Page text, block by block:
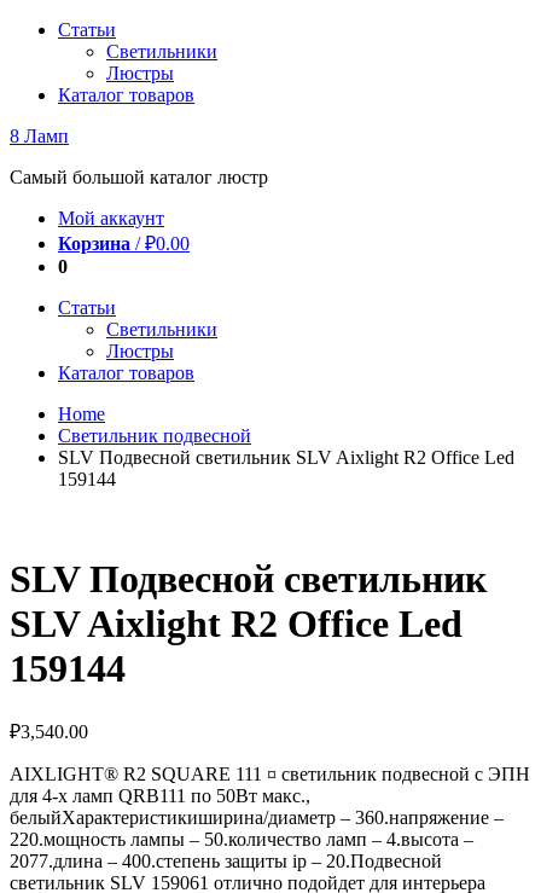
Перейти
содержимому
Статьи
Светильники
Люстры
Каталог товаров
8 Ламп
Самый большой каталог люстр
Мой аккаунт
Корзина /₽0.00
0
Статьи
Светильники
Люстры
Каталог товаров
Home
Светильник подвесной
SLV Подвесной светильник SLV Aixlight R2 Office Led
159144
SLV Подвесной светильник
SLV Aixlight R2 Office Led
159144
₽3,540.00
AIXLIGHT® R2 SQUARE 111 ¤ светильник подвесной с ЭПН
для 4-x ламп QRB111 по 50Вт макс.,
белыйХарактеристикиширина/диаметр – 360.напряжение –
220.мощность лампы – 50.количество ламп – 4.высота –
2077.длина – 400.степень защиты ip – 20.Подвесной
светильник SLV 159061 отлично подойдет для интерьера